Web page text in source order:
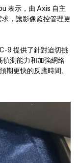
表示，由 Axis 自主
，讓影像監控管理更
9 提供了針對迫切挑
偵測能力和加強網絡
期更快的反應時間、